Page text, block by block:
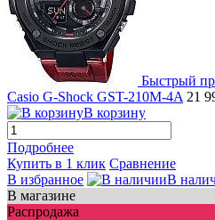
Быстрый
Casio G-Shock GST-210M-4A 21
В корзину
Подробнее
Купить в 1 клик Сравнение
В избранное
В
В магазине
Распродажа